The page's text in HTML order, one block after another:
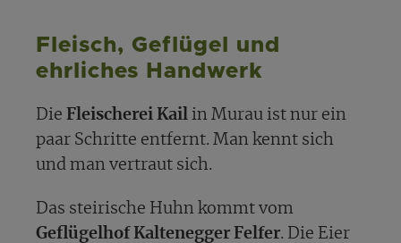
Fleisch, Geflügel und
ehrliches Handwerk
Die Fleischerei Kail in Murau ist nur ein
paar Schritte entfernt. Man kennt sich
und man vertraut sich.
Das steirische Huhn kommt vom
Geflügelhof Kaltenegger Felfer. Die Eier